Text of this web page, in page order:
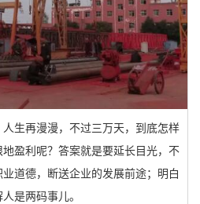
生再漫漫，不过三万天，到底怎样
盈利呢？答案就是要延长目光，不
道德，断送企业的发展前途；明白
是两码事儿。